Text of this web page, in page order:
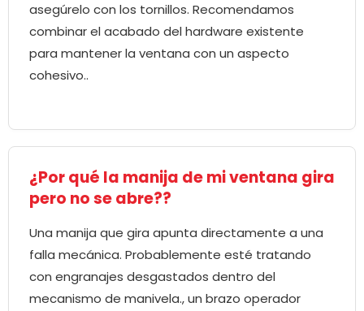
asegúrelo con los tornillos. Recomendamos
combinar el acabado del hardware existente
para mantener la ventana con un aspecto
cohesivo..
¿Por qué la manija de mi ventana gira
pero no se abre??
Una manija que gira apunta directamente a una
falla mecánica. Probablemente esté tratando
con engranajes desgastados dentro del
mecanismo de manivela., un brazo operador